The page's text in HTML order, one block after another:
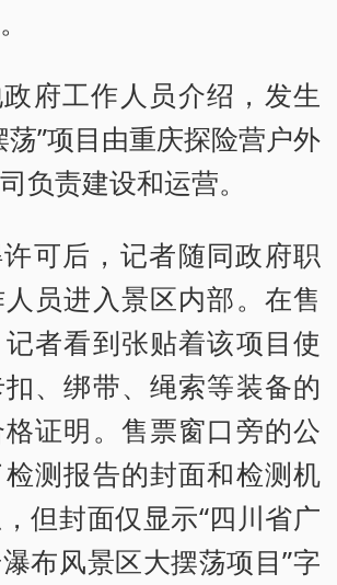
府工作人员介绍，发生
荡”项目由重庆探险营户外
负责建设和运营。
可后，记者随同政府职
员进入景区内部。在售
者看到张贴着该项目使
、绑带、绳索等装备的
证明。售票窗口旁的公
测报告的封面和检测机
但封面仅显示“四川省广
布风景区大摆荡项目”字